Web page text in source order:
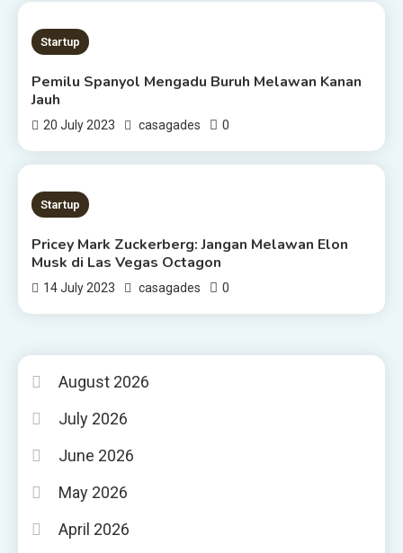
3 MINS READ
Startup
Pemilu Spanyol Mengadu Buruh Melawan Kanan
Jauh
20 July 2023 casagades 0
3 MINS READ
Startup
Pricey Mark Zuckerberg: Jangan Melawan Elon
Musk di Las Vegas Octagon
14 July 2023 casagades 0
August 2026
July 2026
June 2026
May 2026
April 2026